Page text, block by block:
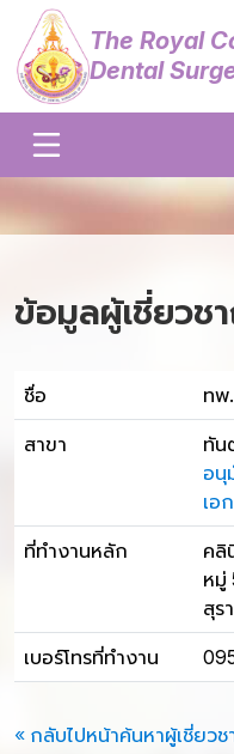
The Royal
Dental
ข้อมูลผู้เชี่ยวช
ชื่อ ทพ
สาขา
ทัน
อนุ
เอ
ที่ทำงานหลัก
คลิ
หมู่
สุร
เบอร์โทรที่ทำงาน
« กลับไปหน้าค้นหาผู้เชี่ยว